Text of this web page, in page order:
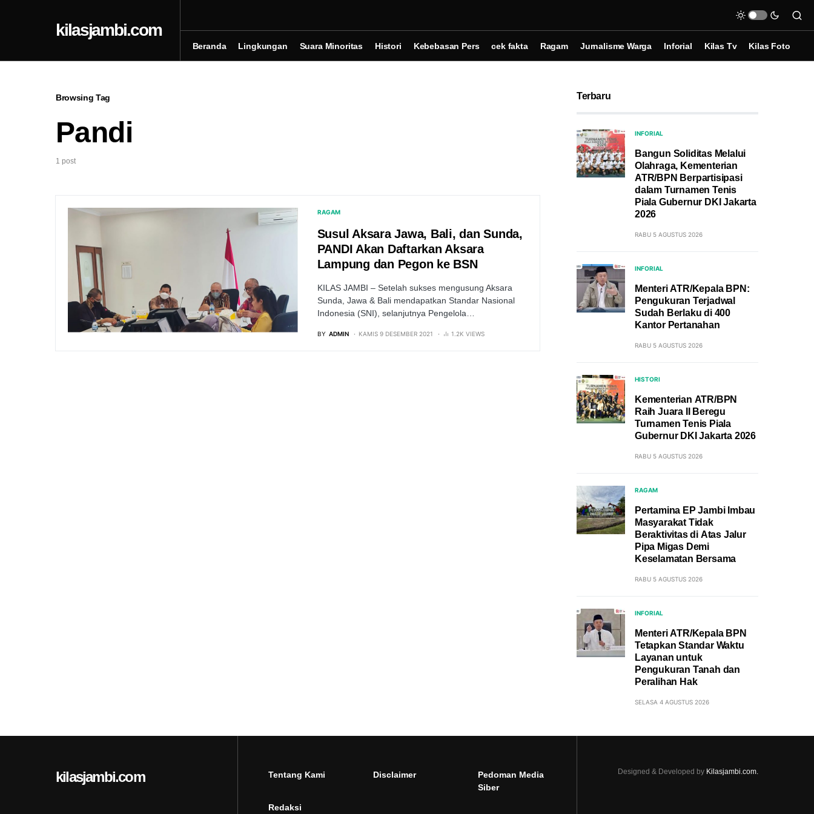
kilasjambi.com
Beranda Lingkungan Suara Minoritas Histori Kebebasan Pers cek fakta Ragam Jurnalisme Warga Inforial Kilas Tv Kilas Foto
Browsing Tag
Pandi
1 post
RAGAM
Susul Aksara Jawa, Bali, dan Sunda,
PANDI Akan Daftarkan Aksara
Lampung dan Pegon ke BSN
KILAS JAMBI – Setelah sukses mengusung Aksara
Sunda, Jawa & Bali mendapatkan Standar Nasional
Indonesia (SNI), selanjutnya Pengelola…
BY ADMIN KAMIS 9 DESEMBER 2021 1.2K VIEWS
Terbaru
INFORIAL
Bangun Soliditas Melalui
Olahraga, Kementerian
ATR/BPN Berpartisipasi
dalam Turnamen Tenis
Piala Gubernur DKI Jakarta
2026
RABU 5 AGUSTUS 2026
INFORIAL
Menteri ATR/Kepala BPN:
Pengukuran Terjadwal
Sudah Berlaku di 400
Kantor Pertanahan
RABU 5 AGUSTUS 2026
HISTORI
Kementerian ATR/BPN
Raih Juara II Beregu
Turnamen Tenis Piala
Gubernur DKI Jakarta 2026
RABU 5 AGUSTUS 2026
RAGAM
Pertamina EP Jambi Imbau
Masyarakat Tidak
Beraktivitas di Atas Jalur
Pipa Migas Demi
Keselamatan Bersama
RABU 5 AGUSTUS 2026
INFORIAL
Menteri ATR/Kepala BPN
Tetapkan Standar Waktu
Layanan untuk
Pengukuran Tanah dan
Peralihan Hak
SELASA 4 AGUSTUS 2026
kilasjambi.com Tentang Kami Disclaimer
Pedoman Media
Siber
Redaksi
Designed & Developed by Kilasjambi.com.